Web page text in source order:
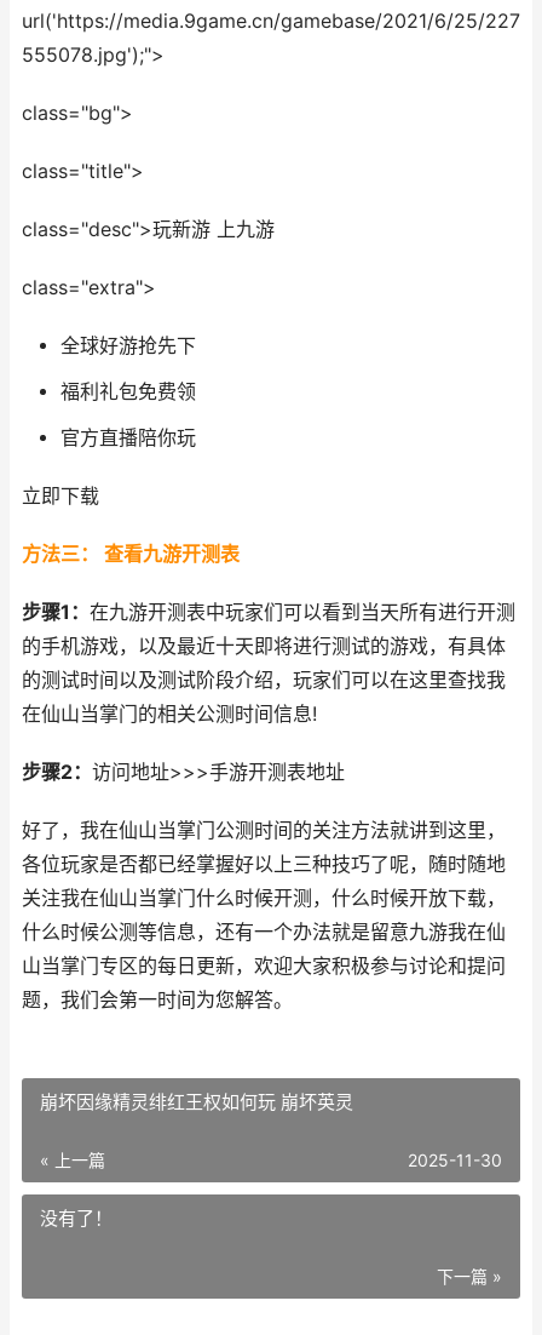
url('https://media.9game.cn/gamebase/2021/6/25/227
555078.jpg');">
class="bg">
class="title">
class="desc">玩新游 上九游
class="extra">
全球好游抢先下
福利礼包免费领
官方直播陪你玩
立即下载
方法三： 查看九游开测表
步骤1： 在九游开测表中玩家们可以看到当天所有进行开测
的手机游戏，以及最近十天即将进行测试的游戏，有具体
的测试时间以及测试阶段介绍，玩家们可以在这里查找我
在仙山当掌门的相关公测时间信息!
步骤2： 访问地址>>>手游开测表地址
好了，我在仙山当掌门公测时间的关注方法就讲到这里，
各位玩家是否都已经掌握好以上三种技巧了呢，随时随地
关注我在仙山当掌门什么时候开测，什么时候开放下载，
什么时候公测等信息，还有一个办法就是留意九游我在仙
山当掌门专区的每日更新，欢迎大家积极参与讨论和提问
题，我们会第一时间为您解答。
崩坏因缘精灵绯红王权如何玩 崩坏英灵
« 上一篇 2025-11-30
没有了！
下一篇 »